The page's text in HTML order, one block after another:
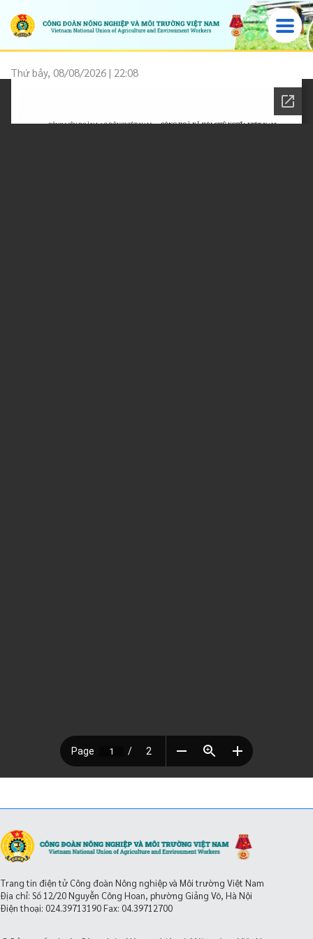
Thứ bảy, 08/08/2026 | 22:08
Trang tin điện tử Công đoàn Nông nghiệp và Môi trường Việt Nam
Địa chỉ: Số 12/20 Nguyễn Công Hoan, phường Giảng Võ, Hà Nội
Điện thoại: 024.39713190Fax: 04.39712700